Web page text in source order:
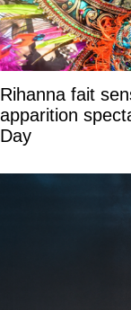
Rihanna fait
apparition
Day